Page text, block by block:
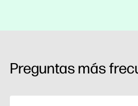
Preguntas más